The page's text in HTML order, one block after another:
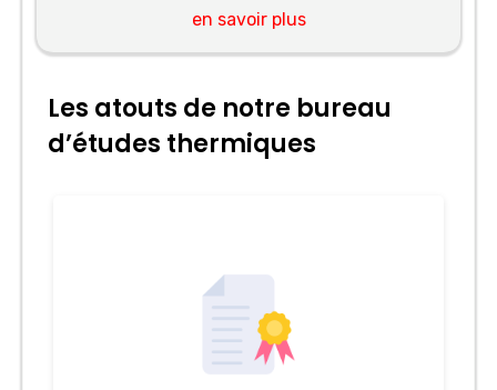
en savoir plus
Les atouts de notre bureau
d’études thermiques